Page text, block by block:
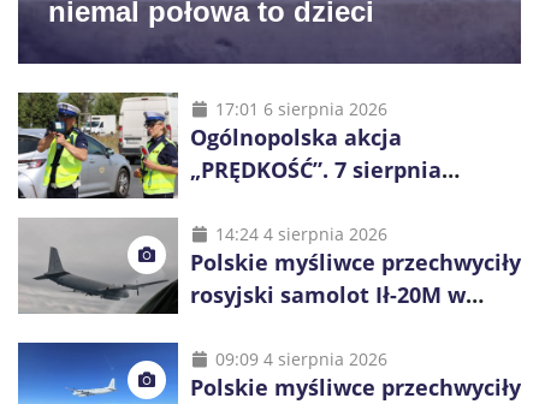
niemal połowa to dzieci
17:01 6 sierpnia 2026
Ogólnopolska akcja
„PRĘDKOŚĆ”. 7 sierpnia
14:24 4 sierpnia 2026
Polskie myśliwce przechwyciły
rosyjski samolot Ił-20M w
09:09 4 sierpnia 2026
Polskie myśliwce przechwyciły